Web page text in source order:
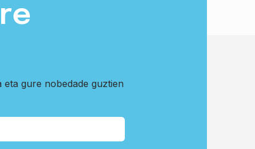
gure nobedade guztien